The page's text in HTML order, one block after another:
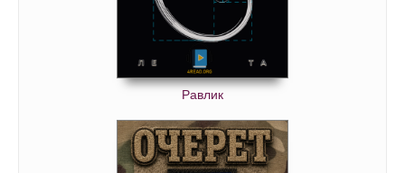
Равлик